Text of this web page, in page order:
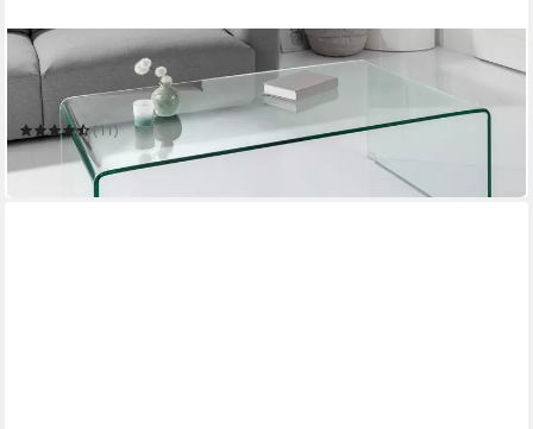
RIESS-AMBIENTE
Couchtisch FANTOME 110cm transparent
110 x 40 x 55 cm
B/H/T
(11)
239,95 €
in 6-7 Werktagen bei dir